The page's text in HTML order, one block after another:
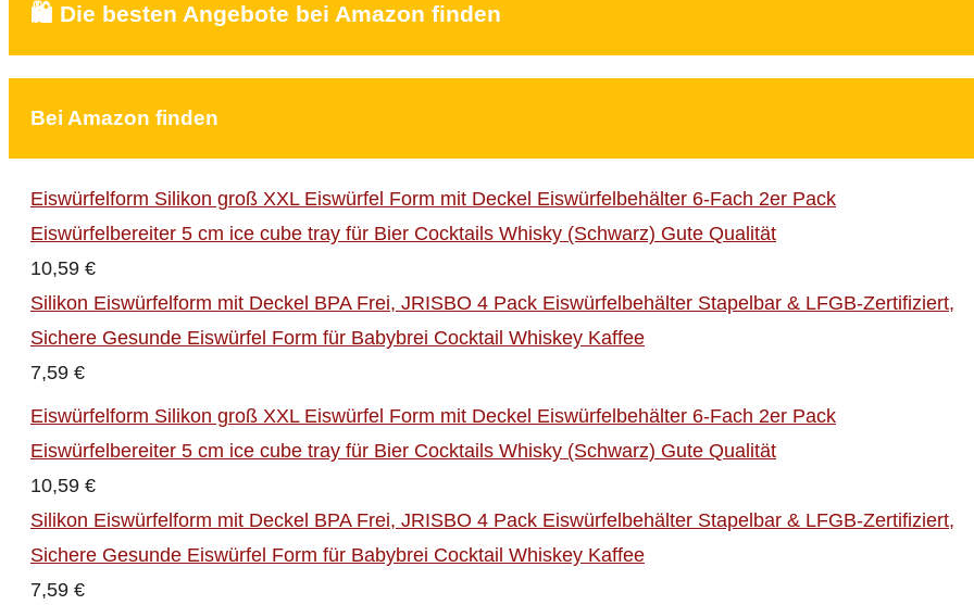
🛍️ Die besten Angebote bei Amazon finden
Bei Amazon finden
Eiswürfelform Silikon groß XXL Eiswürfel Form mit Deckel Eiswürfelbehälter 6-Fach 2er Pack
Eiswürfelbereiter 5 cm ice cube tray für Bier Cocktails Whisky (Schwarz) Gute Qualität
10,59 €
Silikon Eiswürfelform mit Deckel BPA Frei, JRISBO 4 Pack Eiswürfelbehälter Stapelbar & LFGB-Zertifiziert,
Sichere Gesunde Eiswürfel Form für Babybrei Cocktail Whiskey Kaffee
7,59 €
Eiswürfelform Silikon groß XXL Eiswürfel Form mit Deckel Eiswürfelbehälter 6-Fach 2er Pack
Eiswürfelbereiter 5 cm ice cube tray für Bier Cocktails Whisky (Schwarz) Gute Qualität
10,59 €
Silikon Eiswürfelform mit Deckel BPA Frei, JRISBO 4 Pack Eiswürfelbehälter Stapelbar & LFGB-Zertifiziert,
Sichere Gesunde Eiswürfel Form für Babybrei Cocktail Whiskey Kaffee
7,59 €